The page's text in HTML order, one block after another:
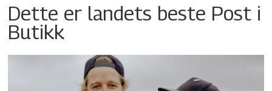
Dette er landets beste Post i
Butikk